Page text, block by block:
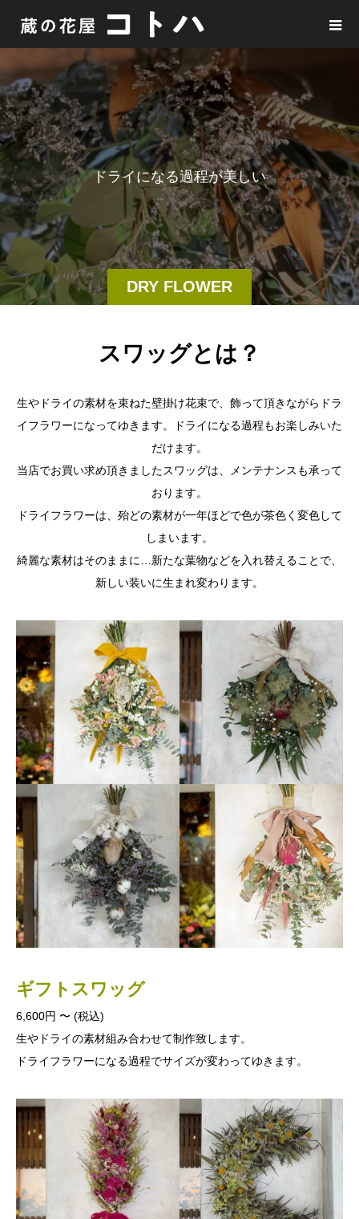
DRY FLOWER
ド ライになる過程が美しい
スワッグとは？
生やドライの素材を束ねた壁掛け花束で、飾って頂きながらドラ
イフラワーになってゆきます。ドライになる過程もお楽しみいた
だけます。
当店でお買い求め頂きましたスワッグは、メンテナンスも承って
おります。
ドライフラワーは、殆どの素材が一年ほどで色が茶色く変色して
しまいます。
綺麗な素材はそのままに…新たな葉物などを入れ替えることで、
新しい装いに生まれ変わります。
ギフトスワッグ
6,600円 〜 (税込)
生やドライの素材組み合わせて制作致します。
ドライフラワーになる過程でサイズが変わってゆきます。